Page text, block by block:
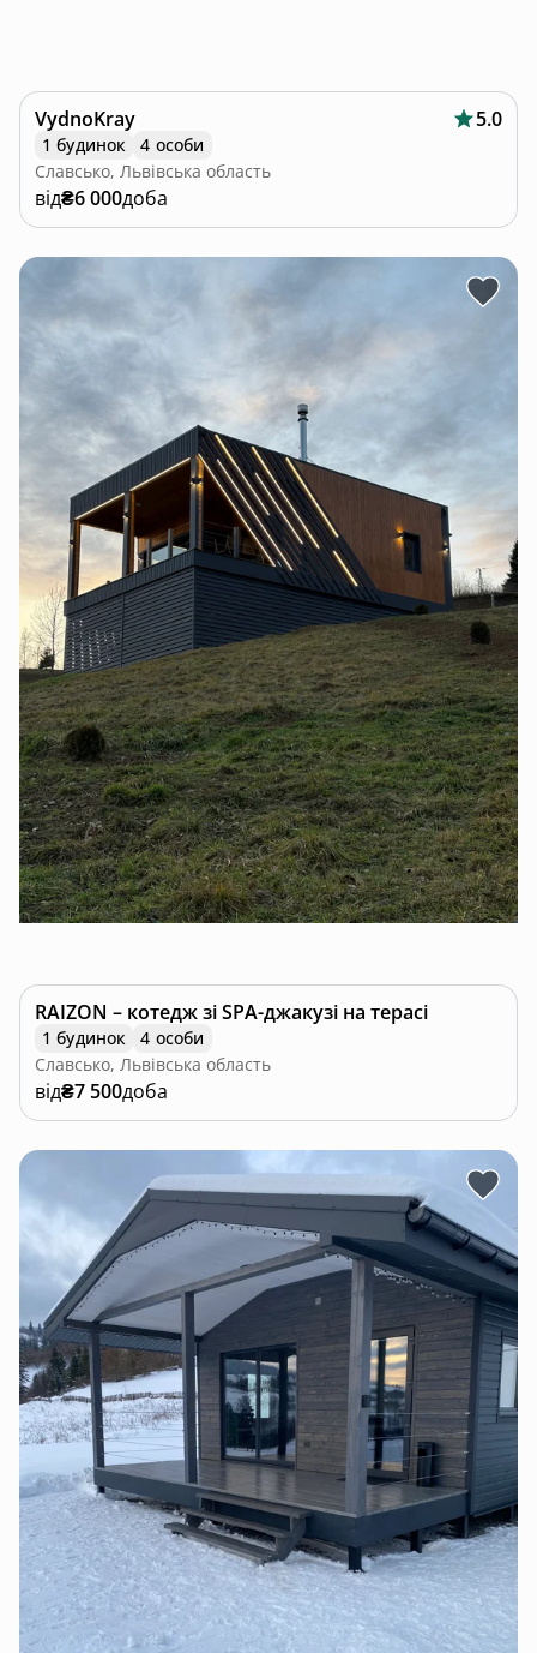
VydnoKray 5.0
1 будинок
4 особи
Славсько, Львівська область
від₴6 000доба
RAIZON – котедж зі SPA-джакузі на терасі
1 будинок
4 особи
Славсько, Львівська область
від₴7 500доба